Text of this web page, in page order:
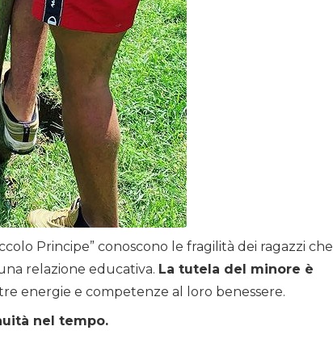
Principe” conoscono le fragilità dei ragazzi che
relazione educativa. La tutela del minore è
energie e competenze al loro benessere.
nel tempo.